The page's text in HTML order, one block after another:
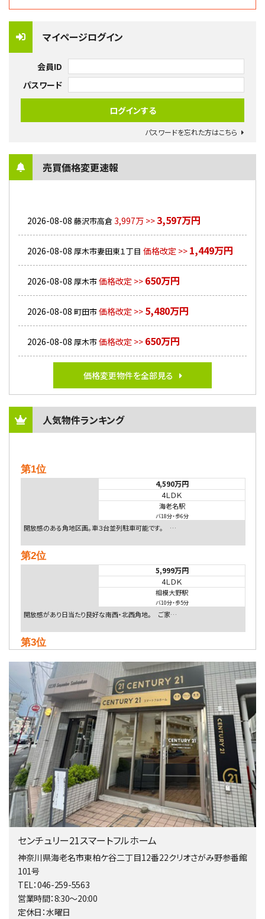
マイページログイン
会員ID
パスワード
パスワードを忘れた方はこちら
売買価格変更速報
2026-08-08 藤沢市高倉3,997万 >>3,597万円
2026-08-08 厚木市妻田東１丁目 価格改定 >> 1,449万円
2026-08-08 厚木市価格改定 >> 650万円
2026-08-08 町田市価格改定 >> 5,480万円
2026-08-08 厚木市価格改定 >> 650万円
価格変更物件を全部見る
人気物件ランキング
第1位
4,590万円
4ＬＤＫ
海老名駅
バ18分・歩6分
開放感のある角地区画。車３台並列駐車可能です。 …
第2位
5,999万円
4ＬＤＫ
相模大野駅
バ10分・歩5分
開放感があり日当たり良好な南西・北西角地。 ご家…
第3位
4ＬＤＫ
相模大野駅
バ9分・歩4分
２０１５年６月築、積水ハウス施工住宅です。 南東…
第4位
4,080万円
4ＬＤＫ
淵野辺駅
歩17分
南側道路に面しており日当たり良好。 キッチンから…
第5位
3,680万円
バ19分・ 歩8分
開放感があり日当たり良好な南西・北西角地区画。 …
第6位
センチュリー21スマートフルホーム
神奈川県海老名市東柏ケ谷二丁目12番22クリオさがみ野参番館
101号
TEL：046-259-5563
営業時間：8:30～20:00
定休日：水曜日